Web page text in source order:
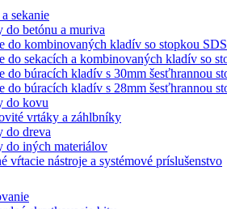
sekanie
do betónu a muriva
do kombinovaných kladív so stopkou
do sekacích a kombinovaných kladív so
do búracích kladív s 30mm šesťhrannou
do búracích kladív s 28mm šesťhrannou
do kovu
vrtáky a záhlbníky
do dreva
do iných materiálov
vŕtacie nástroje a systémové príslušenstvo